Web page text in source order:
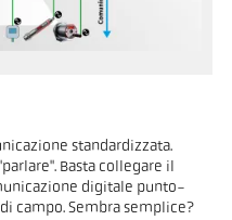
standardizzata.
Basta collegare il
digitale punto-
campo. Sembra semplice?